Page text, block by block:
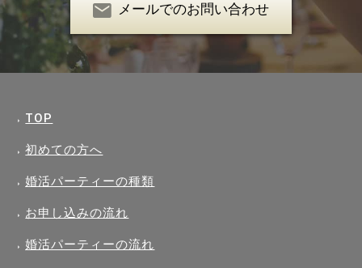
メールでのお問い合わせ
TOP
初めての方へ
婚活パーティーの種類
お申し込みの流れ
婚活パーティーの流れ